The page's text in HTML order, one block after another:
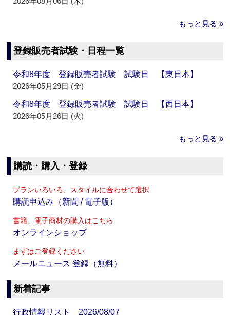
もっと見る »
登録販売者試験・日程一覧
令和8年度 登録販売者試験 試験日 【東日本】
2026年05月29日 (金)
令和8年度 登録販売者試験 試験日 【西日本】
2026年05月26日 (火)
もっと見る »
購読・購入・登録
プランいろいろ、スタイルに合わせて選択
購読申込み（新聞 / 電子版）
書籍、電子商材の購入はこちら
オンラインショップ
まずはご登録ください
メールニュース 登録（無料）
新着記事
行政情報リスト 2026/08/07